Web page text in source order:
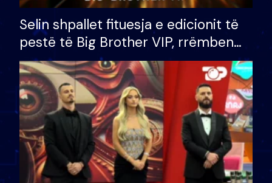
Selin shpallet fituesja e edicionit të
pestë të Big Brother VIP, rrëmben
çmimin e madh prej 100 mijë eurosh